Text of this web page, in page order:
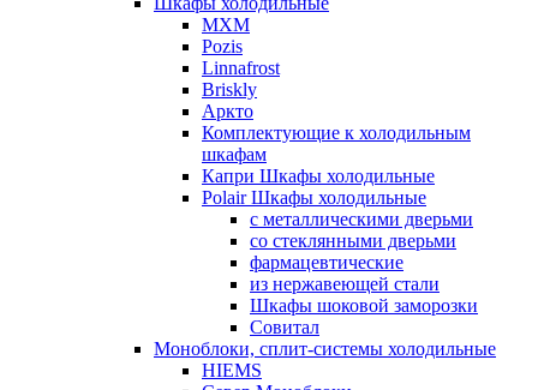
МХМ
Pozis
Linnafrost
Briskly
Аркто
Комплектующие к холодильным
шкафам
Капри Шкафы холодильные
Polair Шкафы холодильные
с металлическими дверьми
со стеклянными дверьми
фармацевтические
из нержавеющей стали
Шкафы шоковой заморозки
Совитал
Моноблоки, сплит-системы холодильные
HIEMS